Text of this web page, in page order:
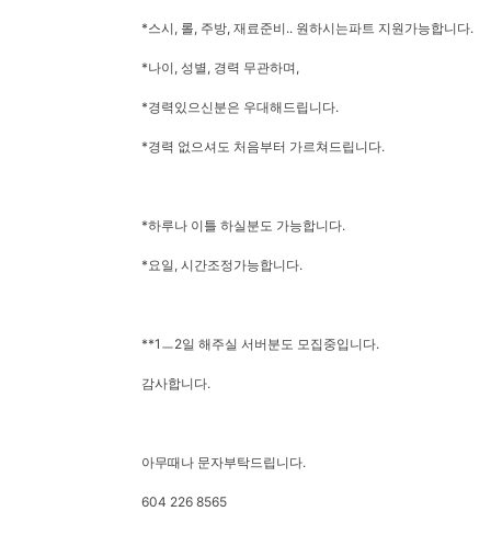
*스시, 롤, 주방, 재료준비.. 원하시는파트 지원가능합니다.
*나이, 성별, 경력 무관하며,
*경력있으신분은 우대해드립니다.
*경력 없으셔도 처음부터 가르쳐드립니다.
*하루나 이틀 하실분도 가능합니다.
*요일, 시간조정가능합니다.
**1ㅡ2일 해주실 서버분도 모집중입니다.
감사합니다.
아무때나 문자부탁드립니다.
604 226 8565